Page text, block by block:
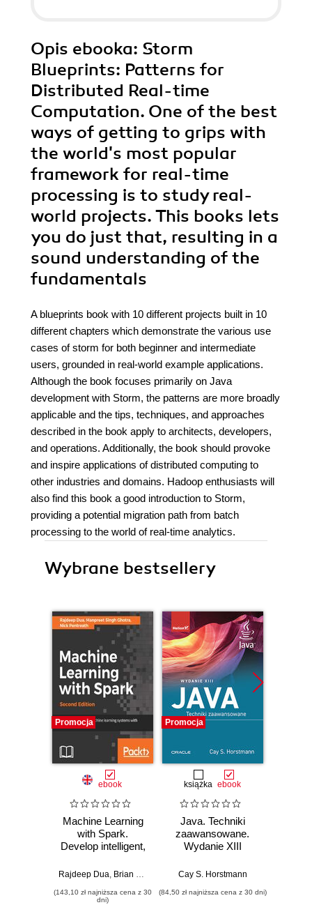
Opis ebooka: Storm
Blueprints: Patterns for
Distributed Real-time
Computation. One of the best
ways of getting to grips with
the world's most popular
framework for real-time
processing is to study real-
world projects. This books lets
you do just that, resulting in a
sound understanding of the
fundamentals
A blueprints book with 10 different projects built in 10
different chapters which demonstrate the various use
cases of storm for both beginner and intermediate
users, grounded in real-world example applications.
Although the book focuses primarily on Java
development with Storm, the patterns are more broadly
applicable and the tips, techniques, and approaches
described in the book apply to architects, developers,
and operations. Additionally, the book should provoke
and inspire applications of distributed computing to
other industries and domains. Hadoop enthusiasts will
also find this book a good introduction to Storm,
providing a potential migration path from batch
processing to the world of real-time analytics.
Wybrane bestsellery
Promocja
ebook
Machine Learning
with Spark.
Develop intelligent,
learning systems -
Rajdeep Dua, Brian O'Neill Stephen Boesch,Manpreet Singh
(143,10 zł najniższa cena z 30
dni)
Promocja
książka ebook
Java. Techniki
zaawansowane.
Wydanie XIII
Cay S. Horstmann
(84,50 zł najniższa cena z 30 dni)